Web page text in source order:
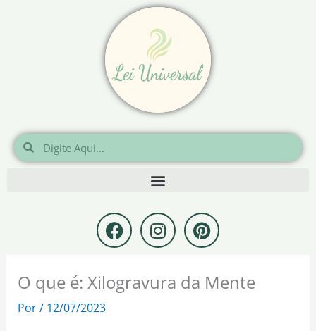
Pesquisar
Pesquisar
F
a
c
e
b
I
n
s
t
a
P
i
n
t
e
O que é: Xilogravura da Mente
Por/ 12/07/2023